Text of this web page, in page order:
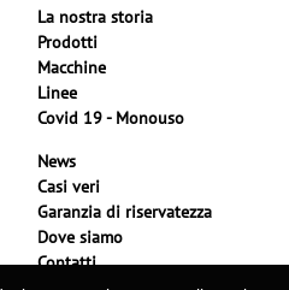
La nostra storia
Prodotti
Macchine
Linee
Covid 19 - Monouso
News
Casi veri
Garanzia di riservatezza
Dove siamo
Contatti